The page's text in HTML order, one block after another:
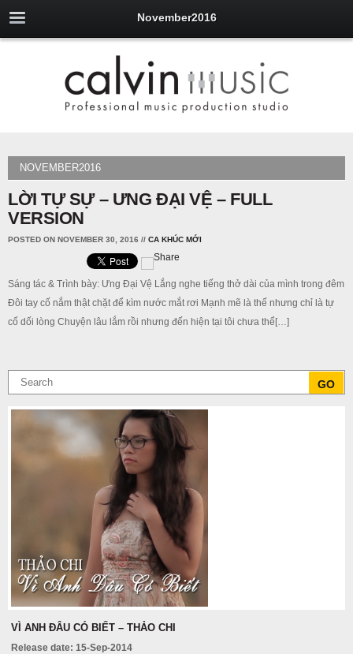
November2016
NOVEMBER2016
LỜI TỰ SỰ – ƯNG ĐẠI VỆ – FULL
VERSION
POSTED ON NOVEMBER 30, 2016 // CA KHÚC MỚI
Sáng tác & Trình bày: Ưng Đại Vệ Lắng nghe tiếng thở dài của mình trong đêm
Đôi tay cố nắm thật chặt để kìm nước mắt rơi Mạnh mẽ là thế nhưng chỉ là tự
cố dối lòng Chuyện lâu lắm rồi nhưng đến hiện tại tôi chưa thể[…]
VÌ ANH ĐÂU CÓ BIẾT – THẢO CHI
Release date: 15-Sep-2014